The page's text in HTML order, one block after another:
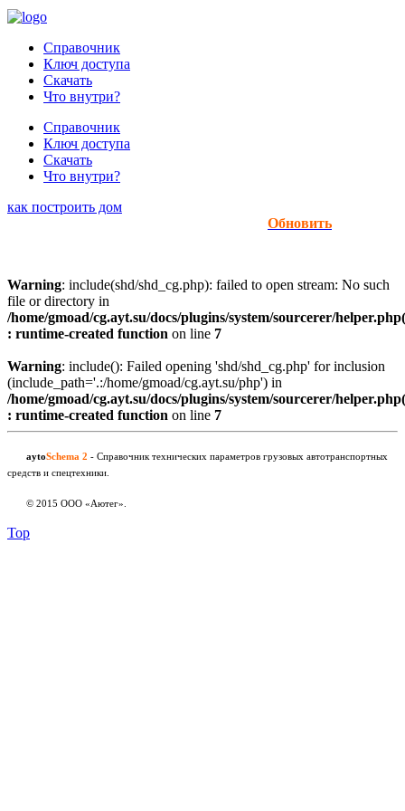
Справочник
Ключ доступа
Скачать
Что внутри?
Справочник
Ключ доступа
Скачать
Что внутри?
как построить дом
Обновить
Warning: include(shd/shd_cg.php): failed to open stream: No such
file or directory in
/home/gmoad/cg.ayt.su/docs/plugins/system/sourcerer/
: runtime-created function on line 7
Warning: include(): Failed opening 'shd/shd_cg.php' for inclusion
(include_path='.:/home/gmoad/cg.ayt.su/php') in
/home/gmoad/cg.ayt.su/docs/plugins/system/sourcerer/
: runtime-created function on line 7
aytoSchema 2 - Справочник технических параметров грузовых автотранспортных
средств и спецтехники.
© 2015 ООО «Аютег».
Top